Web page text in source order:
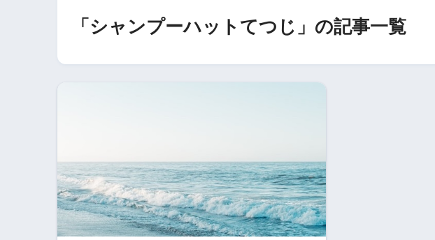
「シャンプーハットてつじ」の記事一覧